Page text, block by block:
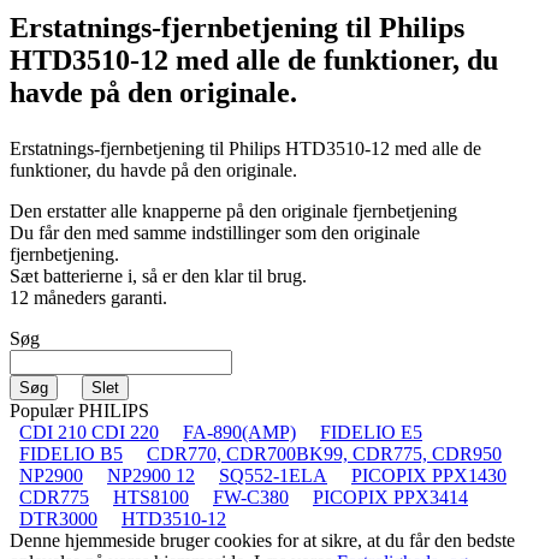
Erstatnings-fjernbetjening til Philips
HTD3510-12 med alle de funktioner, du
havde på den originale.
Erstatnings-fjernbetjening til Philips HTD3510-12 med alle de
funktioner, du havde på den originale.
Den erstatter alle knapperne på den originale fjernbetjening
Du får den med samme indstillinger som den originale
fjernbetjening.
Sæt batterierne i, så er den klar til brug.
12 måneders garanti.
Søg
Populær PHILIPS
CDI 210 CDI 220
FA-890(AMP)
FIDELIO E5
FIDELIO B5
CDR770, CDR700BK99, CDR775, CDR950
NP2900
NP2900 12 SQ552-1ELA
PICOPIX PPX1430
CDR775
HTS8100 FW-C380
PICOPIX PPX3414
DTR3000
HTD3510-12
Denne hjemmeside bruger cookies for at sikre, at du får den bedste